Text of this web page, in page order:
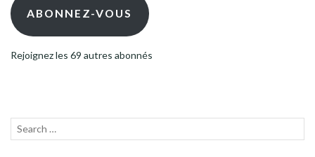
mail ABONNEZ-VOUS
Rejoignez les 69 autres abonnés
Recherche